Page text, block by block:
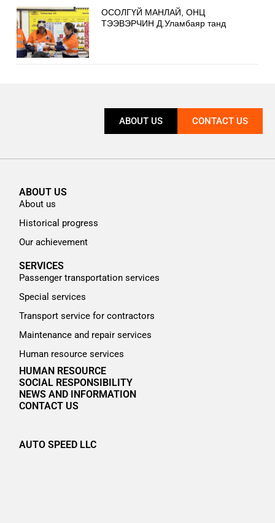
ОСОЛГҮЙ МАНЛАЙ, ОНЦ
ТЭЭВЭРЧИН Д.Уламбаяр танд
ABOUT US CONTACT US
ABOUT US
About us
Historical progress
Our achievement
SERVICES
Passenger transportation services
Special services
Transport service for contractors
Maintenance and repair services
Human resource services
HUMAN RESOURCE
SOCIAL RESPONSIBILITY
NEWS AND INFORMATION
CONTACT US
AUTO SPEED LLC